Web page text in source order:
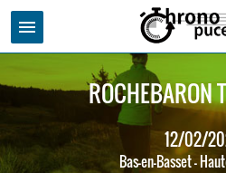
menu
ROCHEBARON
12/02/
Bas-en-Basset -